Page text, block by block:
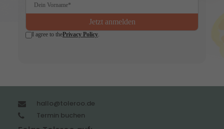
hallo@toleroo.de
Termin buchen